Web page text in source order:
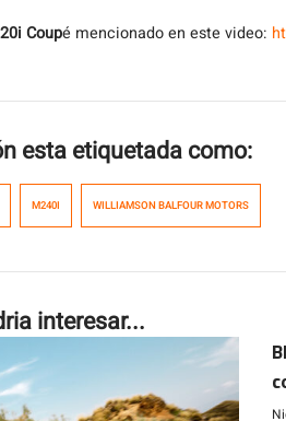
Coupé mencionado en este video:
esta etiquetada como:
M240I WILLIAMSON BALFOUR MOTORS
interesar...